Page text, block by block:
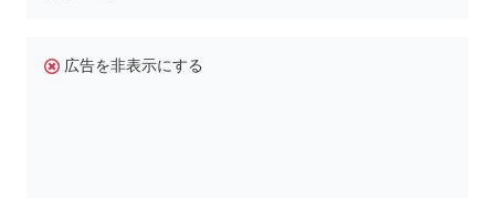
広告を非表示にする